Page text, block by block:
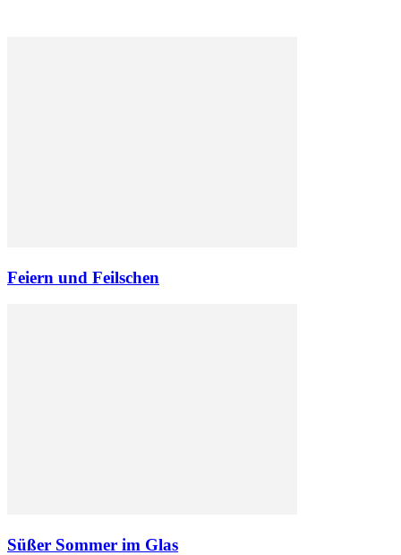
Feiern und Feilschen
Süßer Sommer im Glas